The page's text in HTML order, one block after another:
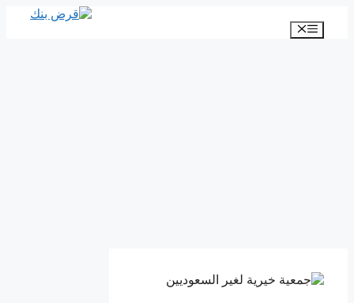
المحتوى
القائمة